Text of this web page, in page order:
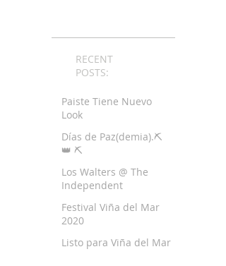
RECENT
POSTS:
Paiste Tiene Nuevo
Look
Días de Paz(demia).⛏
👑 ⛏
Los Walters @ The
Independent
Festival Viña del Mar
2020
Listo para Viña del Mar